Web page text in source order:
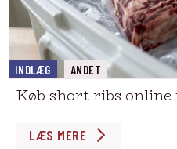
INDLÆG ANDET
Køb short ribs online
LÆS MERE